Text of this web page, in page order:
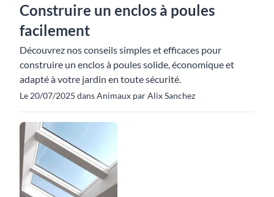
Construire un enclos à poules
facilement
Découvrez nos conseils simples et efficaces pour
construire un enclos à poules solide, économique et
adapté à votre jardin en toute sécurité.
Le 20/07/2025 dans Animaux par Alix Sanchez